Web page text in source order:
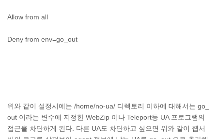
Allow from all
Deny from env=go_out
위와 같이 설정시에는 /home/no-ua/ 디렉토리 이하에 대해서는 go_
out 이라는 변수에 지정한 WebZip 이나 Teleport등 UA 프로그램의
접근을 차단하게 된다. 다른 UA도 차단하고 싶으면 위와 같이 웹서